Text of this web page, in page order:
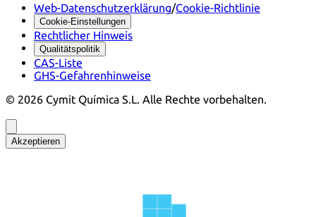
Web-Datenschutzerklärung/Cookie-Richtlinie
Cookie-Einstellungen
Rechtlicher Hinweis
Qualitätspolitik
CAS-Liste
GHS-Gefahrenhinweise
© 2026 Cymit Química S.L. Alle Rechte vorbehalten.
Akzeptieren